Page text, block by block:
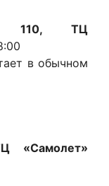
110, ТЦ
в обычном
«Самолет»